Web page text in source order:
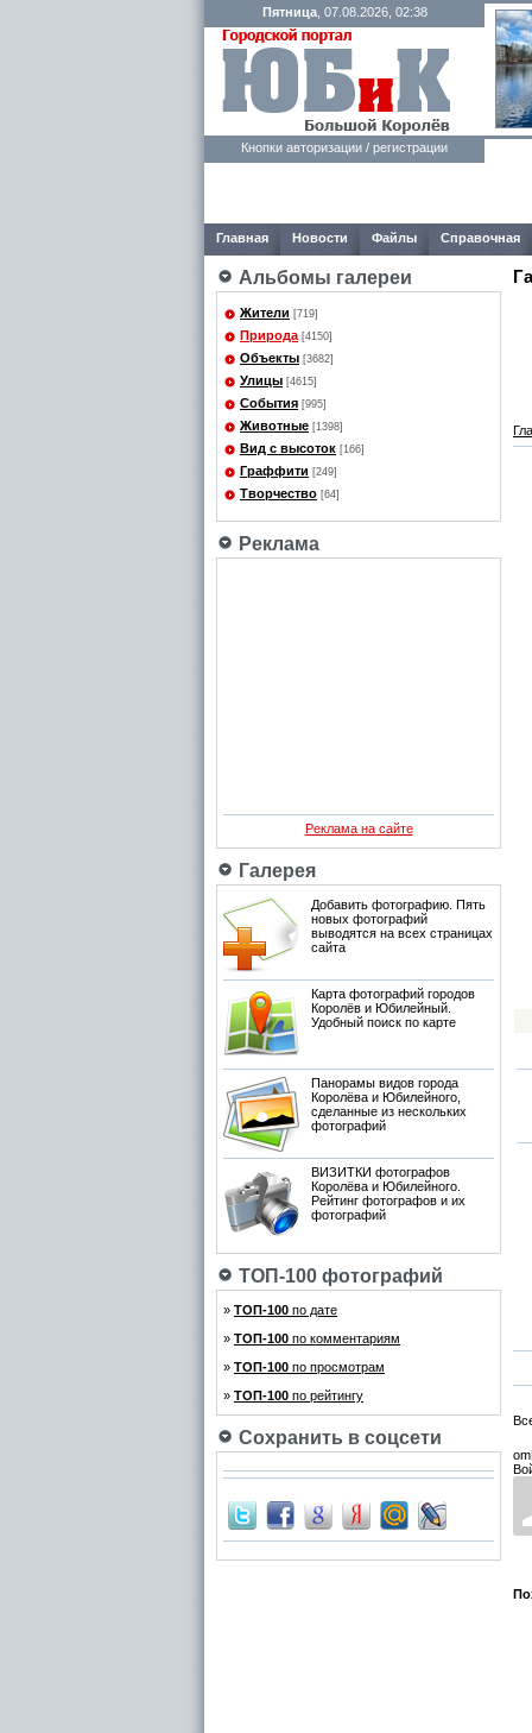
Пятница, 07.08.2026, 02:38
Кнопки авторизации / регистрации
Главная Новости Файлы Справочная
Альбомы галереи
Жители [719]
Природа [4150]
Объекты [3682]
Улицы [4615]
События [995]
Животные [1398]
Вид с высоток [166]
Граффити [249]
Творчество [64]
Реклама
Реклама на сайте
Галерея
Добавить фотографию. Пять
новых фотографий
выводятся на всех страницах
сайта
Карта фотографий городов
Королёв и Юбилейный.
Удобный поиск по карте
Панорамы видов города
Королёва и Юбилейного,
сделанные из нескольких
фотографий
ВИЗИТКИ фотографов
Королёва и Юбилейного.
Рейтинг фотографов и их
фотографий
ТОП-100 фотографий
» ТОП-100 по дате
» ТОП-100 по комментариям
» ТОП-100 по просмотрам
» ТОП-100 по рейтингу
Сохранить в соцсети